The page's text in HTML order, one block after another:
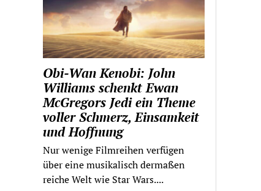
Obi-Wan Kenobi: John
Williams schenkt Ewan
McGregors Jedi ein Theme
voller Schmerz, Einsamkeit
und Hoffnung
Nur wenige Filmreihen verfügen
über eine musikalisch dermaßen
reiche Welt wie Star Wars....